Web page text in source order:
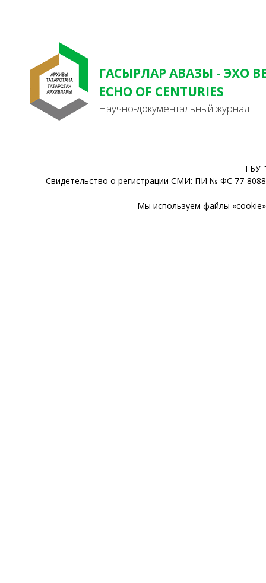
ГАСЫРЛАР АВАЗЫ - ЭХО
ECHO OF CENTURIES
Научно-документальный журнал
ГБУ
Свидетельство о регистрации СМИ: ПИ № ФС 77-
Мы используем файлы «cookie»